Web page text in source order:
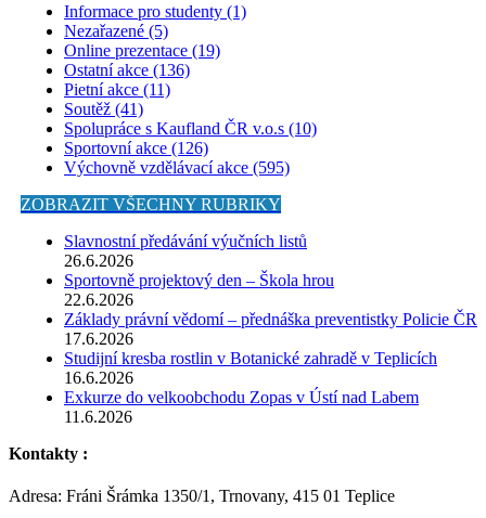
Informace pro studenty (1)
Nezařazené (5)
Online prezentace (19)
Ostatní akce (136)
Pietní akce (11)
Soutěž (41)
Spolupráce s Kaufland ČR v.o.s (10)
Sportovní akce (126)
Výchovně vzdělávací akce (595)
ZOBRAZIT VŠECHNY RUBRIKY
Slavnostní předávání výučních listů
26.6.2026
Sportovně projektový den – Škola hrou
22.6.2026
Základy právní vědomí – přednáška preventistky Policie ČR
17.6.2026
Studijní kresba rostlin v Botanické zahradě v Teplicích
16.6.2026
Exkurze do velkoobchodu Zopas v Ústí nad Labem
11.6.2026
Kontakty :
Adresa: Fráni Šrámka 1350/1, Trnovany, 415 01 Teplice